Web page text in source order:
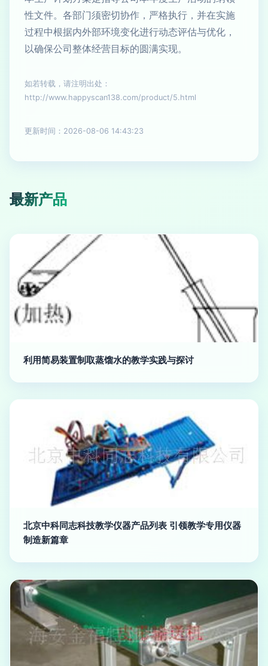
性文件。各部门须密切协作，严格执行，并在实施
过程中根据内外部环境变化进行动态评估与优化，
以确保公司整体经营目标的圆满实现。
如若转载，请注明出处：
http://www.happyscan138.com/product/5.html
更新时间：2026-08-06 14:43:23
最新产品
利用简易装置制取蒸馏水的教学实践与探讨
北京中科同志科技教学仪器产品列表 引领教学专用仪器
制造新篇章